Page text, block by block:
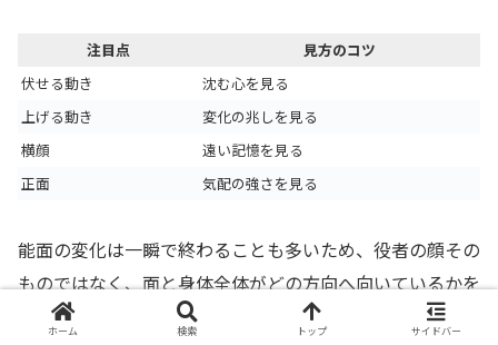
注目点
見方のコツ
伏せる動き
沈む心を見る
上げる動き
変化の兆しを見る
横顔
遠い記憶を見る
正面
気配の強さを見る
能面の変化は一瞬で終わることも多いため、役者の顔その
ものではなく、面と身体全体がどの方向へ向いているかを
ゆっくり追うと、感情の揺れが見えやすくなります。
ホーム 検索 トップ サイドバー